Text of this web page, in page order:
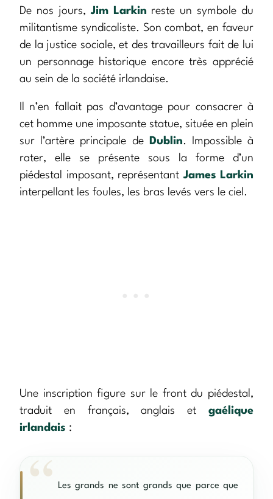
De nos jours,Jim Larkin reste un symbole du
militantisme syndicaliste. Son combat, en faveur
de la justice sociale, et des travailleurs fait de lui
un personnage historique encore très apprécié
au sein de la société irlandaise.
Il n’en fallait pas d’avantage pour consacrer à
cet homme une imposante statue, située en plein
sur l’artère principale de
Dublin. Impossible à
rater, elle se présente sous la forme d’un
piédestal imposant, représentantJames Larkin
interpellant les foules, les bras levés vers le ciel.
Une inscription figure sur le front du piédestal,
traduit en français, anglais et gaélique
irlandais :
Les grands ne sont grands que parce que